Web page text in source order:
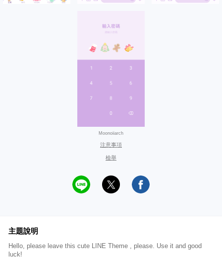
Moonoiiarch
注意事項
檢舉
主題說明
Hello, please leave this cute LINE Theme , please. Use it and good
luck!